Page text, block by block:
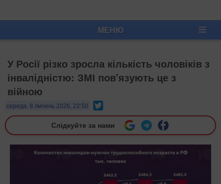
МЕНЮ
У Росії різко зросла кількість чоловіків з
інвалідністю: ЗМІ пов'язують це з
війною
середа, 8 липень 2026, 22:50
Слідкуйте за нами